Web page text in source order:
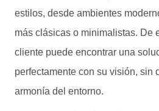
estilos, desde ambientes
más clásicas o minimalistas. De
cliente puede encontrar una
perfectamente con su visión, sin
armonía del entorno.